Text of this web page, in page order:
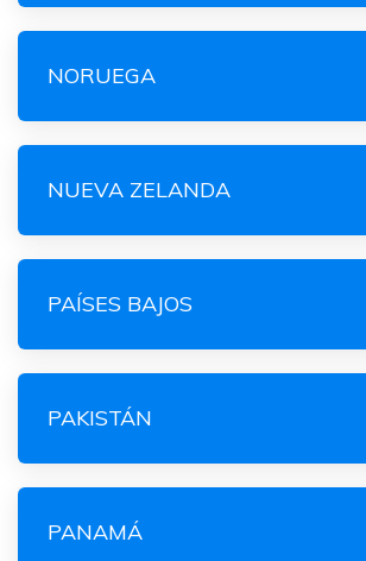
NORUEGA
NUEVA ZELANDA
PAÍSES BAJOS
PAKISTÁN
PANAMÁ